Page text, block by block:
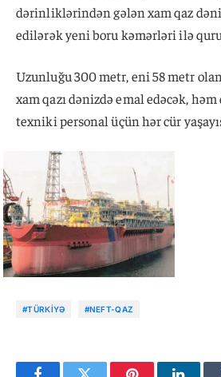
dərinliklərindən gələn xam qaz
edilərək yeni boru kəmərləri ilə
Uzunluğu 300 metr, eni 58 metr
xam qazı dənizdə emal edəcək,
texniki personal üçün hər cür
#TÜRKIYƏ #NEFT-QAZ